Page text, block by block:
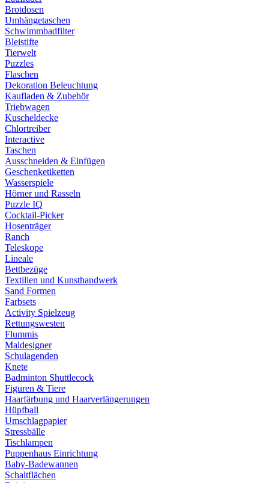
Brotdosen
Umhängetaschen
Schwimmbadfilter
Bleistifte
Tierwelt
Puzzles
Flaschen
Dekoration Beleuchtung
Kaufladen & Zubehör
Triebwagen
Kuscheldecke
Chlortreiber
Interactive
Taschen
Ausschneiden & Einfügen
Geschenketiketten
Wasserspiele
Hörner und Rasseln
Puzzle IQ
Cocktail-Picker
Hosenträger
Ranch
Teleskope
Lineale
Bettbezüge
Textilien und Kunsthandwerk
Sand Formen
Farbsets
Activity Spielzeug
Rettungswesten
Flummis
Maldesigner
Schulagenden
Knete
Badminton Shuttlecock
Figuren & Tiere
Haarfärbung und Haarverlängerungen
Hüpfball
Umschlagpapier
Stressbälle
Tischlampen
Puppenhaus Einrichtung
Baby-Badewannen
Schaltflächen